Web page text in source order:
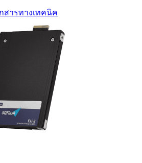
สารทางเทคนิค